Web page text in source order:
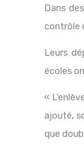
Dans
contrôle
Leurs
écoles
«
ajouté,
que